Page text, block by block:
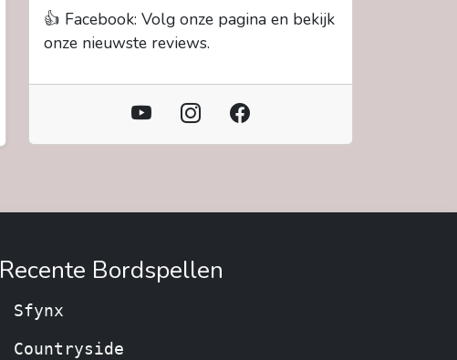
👍 Facebook: Volg onze pagina en bekijk
onze nieuwste reviews.
Recente Bordspellen
Sfynx
Countryside